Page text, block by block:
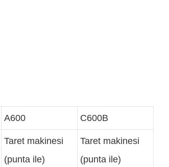
A600 C600B
Taret makinesi
(punta ile)
Taret makinesi
(punta ile)